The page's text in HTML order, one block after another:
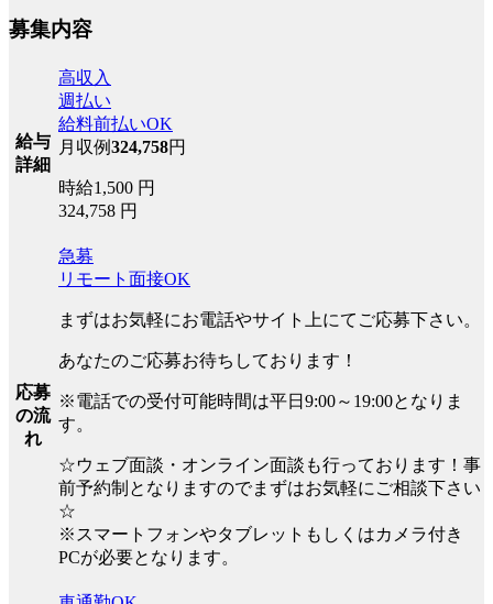
募集内容
給与
詳細
高収入
週払い
給料前払いOK
月収例324,758円
時給1,500 円
324,758 円
応募
の流
れ
急募
リモート面接OK
まずはお気軽にお電話やサイト上にてご応募下さい。
あなたのご応募お待ちしております！
※電話での受付可能時間は平日9:00～19:00となりま
す。
☆ウェブ面談・オンライン面談も行っております！事
前予約制となりますのでまずはお気軽にご相談下さい
☆
※スマートフォンやタブレットもしくはカメラ付き
PCが必要となります。